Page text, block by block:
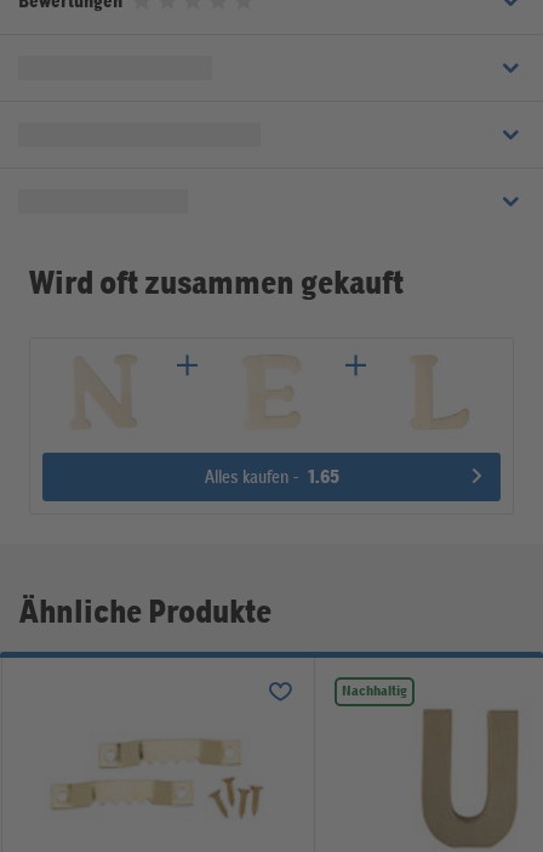
Wird oft zusammen gekauft
Alles kaufen - 1.65
Ähnliche Produkte
Nachhaltig